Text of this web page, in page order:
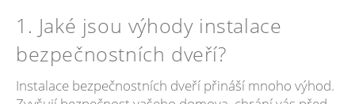
1. Jaké jsou výhody instalace
bezpečnostních dveří?
Instalace bezpečnostních dveří přináší mnoho výhod.